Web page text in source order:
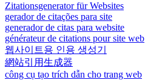
Zitationsgenerator für Websites
gerador de citações para site
generador de citas para website
générateur de citations pour site web
웹사이트용 인용 생성기
網站引用生成器
công cụ tạo trích dẫn cho trang web